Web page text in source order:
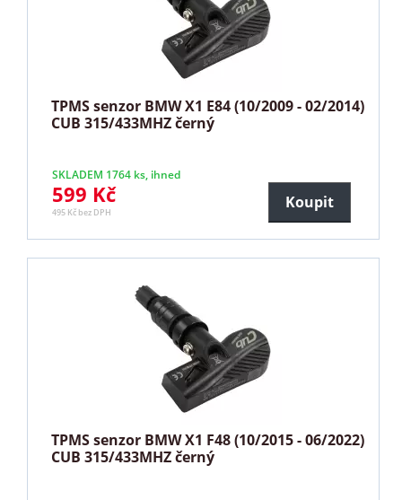
TPMS senzor BMW X1 E84 (10/2009 - 02/2014)
CUB 315/433MHZ černý
SKLADEM 1764 ks, ihned
599 Kč
495 Kč bez DPH
Koupit
TPMS senzor BMW X1 F48 (10/2015 - 06/2022)
CUB 315/433MHZ černý